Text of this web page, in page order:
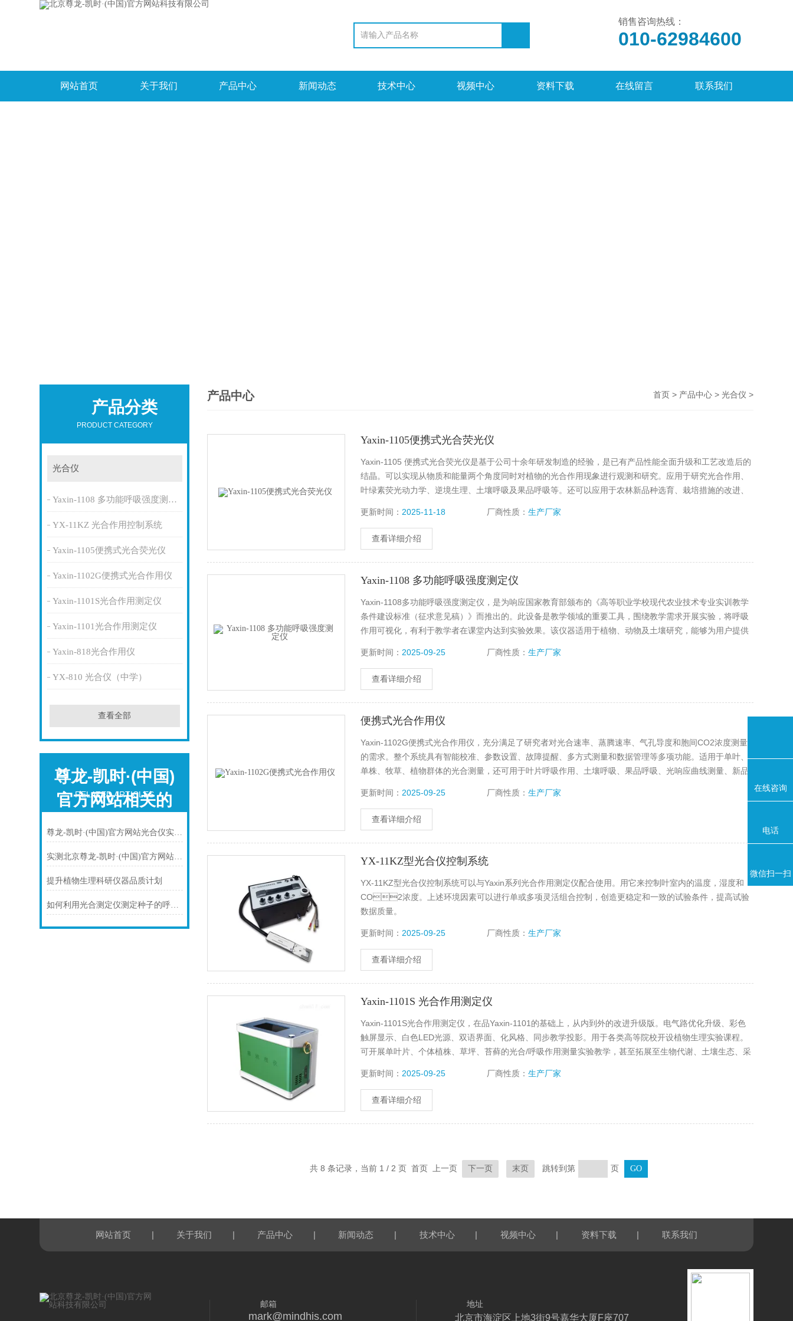
销售咨询热线：
010-62984600
网站首页 关于我们 产品中心 新闻动态 技术中心 视频中心 资料下载 在线留言 联系我们
产品分类
PRODUCT CATEGORY
光合仪
Yaxin-1108 多功能呼吸强度测定仪
YX-11KZ 光合作用控制系统
Yaxin-1105便携式光合荧光仪
Yaxin-1102G便携式光合作用仪
Yaxin-1101S光合作用测定仪
Yaxin-1101光合作用测定仪
Yaxin-818光合作用仪
YX-810 光合仪（中学）
查看全部
尊龙-凯时·(中国)
官方网站相关的
文章
RELATED ARTICLES
尊龙-凯时·(中国)官方网站光合仪实测：成本与性能双优，打破进口依赖新选择
实测北京尊龙-凯时·(中国)官方网站国产光合仪：便捷易用，适配多领域测量需求
提升植物生理科研仪器品质计划
如何利用光合测定仪测定种子的呼吸速率？
产品中心 首页> 产品中心> 光合仪 >
Yaxin-1105便携式光合荧光仪
Yaxin-1105 便携式光合荧光仪是基于公司十余年研发制造的经验，是已有产品性能全面升级和工艺改造后的
结晶。可以实现从物质和能量两个角度同时对植物的光合作用现象进行观测和研究。应用于研究光合作用、
叶绿素荧光动力学、逆境生理、土壤呼吸及果品呼吸等。还可以应用于农林新品种选育、栽培措施的改进、
更新时间： 2025-11-18 厂商性质：生产厂家
查看详细介绍
Yaxin-1108 多功能呼吸强度测定仪
Yaxin-1108多功能呼吸强度测定仪，是为响应国家教育部颁布的《高等职业学校现代农业技术专业实训教学
条件建设标准（征求意见稿）》而推出的。此设备是教学领域的重要工具，围绕教学需求开展实验，将呼吸
作用可视化，有利于教学者在课堂内达到实验效果。该仪器适用于植物、动物及土壤研究，能够为用户提供
个领域。
更新时间： 2025-09-25 厂商性质：生产厂家
查看详细介绍
便携式光合作用仪
Yaxin-1102G便携式光合作用仪，充分满足了研究者对光合速率、蒸腾速率、气孔导度和胞间CO2浓度测量
的需求。整个系统具有智能校准、参数设置、故障提醒、多方式测量和数据管理等多项功能。适用于单叶、
单株、牧草、植物群体的光合测量，还可用于叶片呼吸作用、土壤呼吸、果品呼吸、光响应曲线测量、新品
更新时间： 2025-09-25 厂商性质：生产厂家
查看详细介绍
YX-11KZ型光合仪控制系统
YX-11KZ型光合仪控制系统可以与Yaxin系列光合作用测定仪配合使用。用它来控制叶室内的温度，湿度和
CO2浓度。上述环境因素可以进行单或多项灵活组合控制，创造更稳定和一致的试验条件，提高试验
数据质量。
更新时间： 2025-09-25 厂商性质：生产厂家
查看详细介绍
Yaxin-1101S 光合作用测定仪
Yaxin-1101S光合作用测定仪，在品Yaxin-1101的基础上，从内到外的改进升级版。电气路优化升级、彩色
触屏显示、白色LED光源、双语界面、化风格、同步教学投影。用于各类高等院校开设植物生理实验课程。
可开展单叶片、个体植株、草坪、苔藓的光合/呼吸作用测量实验教学，甚至拓展至生物代谢、土壤生态、采
更新时间： 2025-09-25 厂商性质：生产厂家
查看详细介绍
共 8 条记录，当前 1 / 2 页 首页 上一页 下一页 末页 跳转到第 页
网站首页 | 关于我们 | 产品中心 | 新闻动态 | 技术中心 | 视频中心 | 资料下载 | 联系我们
邮箱
mark@mindhis.com
地址
北京市海淀区上地3街9号嘉华大厦F座707
在线咨询
电话
微信扫一扫